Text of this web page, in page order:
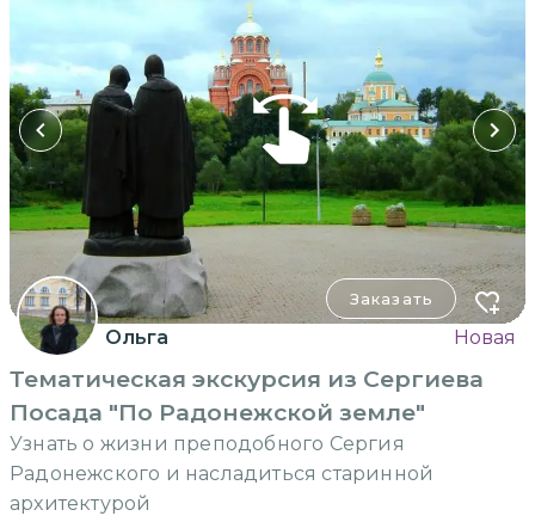
Заказать
Ольга Новая
Тематическая экскурсия из Сергиева
Посада "По Радонежской земле"
Узнать о жизни преподобного Сергия
Радонежского и насладиться старинной
архитектурой